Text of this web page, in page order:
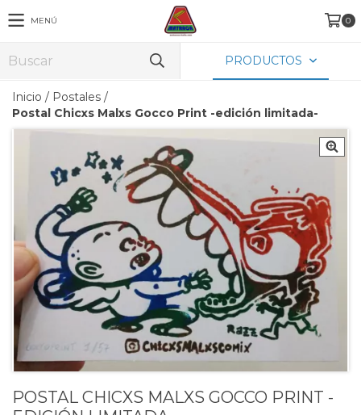
MENÚ 0
PRODUCTOS
Inicio / Postales /
Postal Chicxs Malxs Gocco Print -edición limitada-
POSTAL CHICXS MALXS GOCCO PRINT -